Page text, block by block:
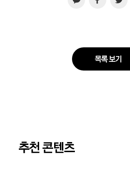
목록 보기
추천 콘텐츠